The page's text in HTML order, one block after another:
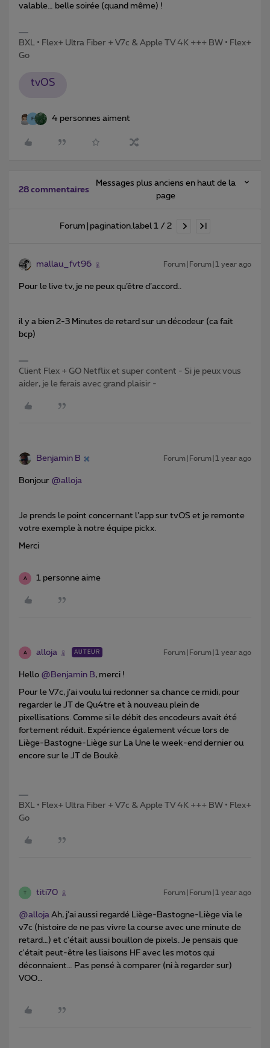
valable… belle soirée (quand même) !
BXL • Flex+ Ultra Fiber + V7c & Apple TV 4K +++ BW • Flex+
Go
tvOS
F 4 personnes aiment
28 commentaires
Messages plus anciens en haut de la
page
Forum|pagination.label 1 / 2
mallau_fvt96 Forum|Forum|1 year ago
Pour le live tv, je ne peux qu’être d’accord..
il y a bien 2-3 Minutes de retard sur un décodeur (ca fait
bcp)
Client Flex + GO Netflix et super content - Si je peux vous
aider, je le ferais avec grand plaisir -
Benjamin B Forum|Forum|1 year ago
Bonjour ​ @alloja
Je prends le point concernant l’app sur tvOS et je remonte
votre exemple à notre équipe pickx.
Merci
A 1 personne aime
A alloja AUTEUR Forum|Forum|1 year ago
Hello ​ @Benjamin B, merci !
Pour le V7c, j’ai voulu lui redonner sa chance ce midi, pour
regarder le JT de Qu4tre et à nouveau plein de
pixellisations. Comme si le débit des encodeurs avait été
fortement réduit. Expérience également vécue lors de
Liège-Bastogne-Liège sur La Une le week-end dernier ou
encore sur le JT de Boukè.
BXL • Flex+ Ultra Fiber + V7c & Apple TV 4K +++ BW • Flex+
Go
T titi70 Forum|Forum|1 year ago
@alloja Ah, j’ai aussi regardé Liège-Bastogne-Liège via le
v7c (histoire de ne pas vivre la course avec une minute de
retard…) et c'était aussi bouillon de pixels. Je pensais que
c'était peut-être les liaisons HF avec les motos qui
déconnaient… Pas pensé à comparer (ni à regarder sur)
VOO…